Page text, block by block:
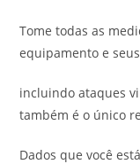
Tome todas as
equipamento e
incluindo ataques
também é o único
Dados que você